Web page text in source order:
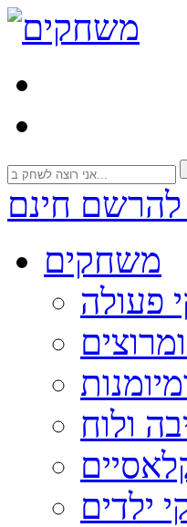
חינם
משחקים
פעולה
ולוח
ילדים